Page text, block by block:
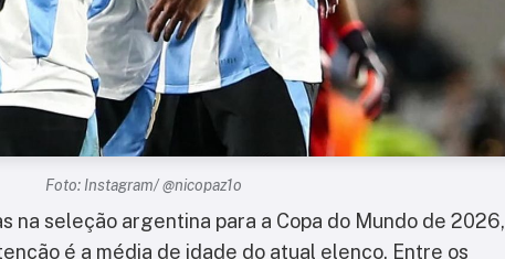
Foto: Instagram/ @nicopaz1o
na seleção argentina para a Copa do Mundo de 2026,
é a média de idade do atual elenco. Entre os